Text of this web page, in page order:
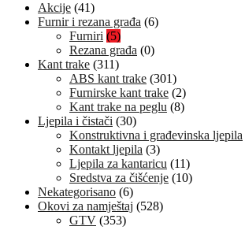
Akcije (41)
Furnir i rezana građa (6)
Furniri (5)
Rezana građa (0)
Kant trake (311)
ABS kant trake (301)
Furnirske kant trake (2)
Kant trake na peglu (8)
Ljepila i čistači (30)
Konstruktivna i građevinska ljepila
Kontakt ljepila (3)
Ljepila za kantaricu (11)
Sredstva za čišćenje (10)
Nekategorisano (6)
Okovi za namještaj (528)
GTV (353)